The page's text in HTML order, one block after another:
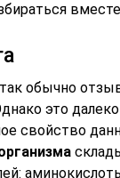
обычно
это
свойство